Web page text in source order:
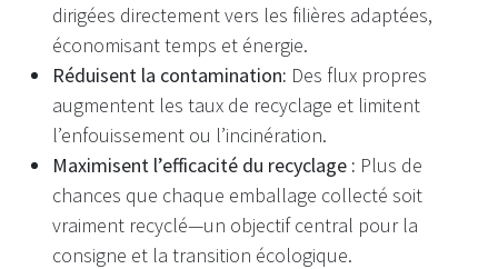
dirigées directement vers les filières adaptées,
économisant temps et énergie.
Réduisent la contamination: Des flux propres
augmentent les taux de recyclage et limitent
l’enfouissement ou l’incinération.
Maximisent l’efficacité du recyclage : Plus de
chances que chaque emballage collecté soit
vraiment recyclé—un objectif central pour la
consigne et la transition écologique.